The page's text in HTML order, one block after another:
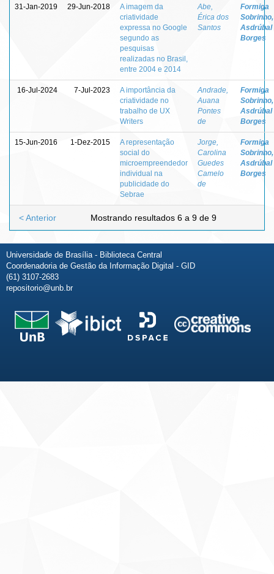
31-Jan-2019 29-Jun-2018
A imagem da
criatividade
expressa no Google
segundo as
pesquisas
realizadas no Brasil,
entre 2004 e 2014
Abe,
Érica dos
Santos
Formiga
Sobrinho,
Asdrúbal
Borges
16-Jul-2024 7-Jul-2023
A importância da
criatividade no
trabalho de UX
Writers
Andrade,
Auana
Pontes
de
Formiga
Sobrinho,
Asdrúbal
Borges
15-Jun-2016 1-Dez-2015
A representação
social do
microempreendedor
individual na
publicidade do
Sebrae
Jorge,
Carolina
Guedes
Camelo
de
Formiga
Sobrinho,
Asdrúbal
Borges
Mostrando resultados 6 a 9 de 9
< Anterior
Universidade de Brasília - Biblioteca Central
Coordenadoria de Gestão da Informação Digital - GID
(61) 3107-2683
repositorio@unb.br